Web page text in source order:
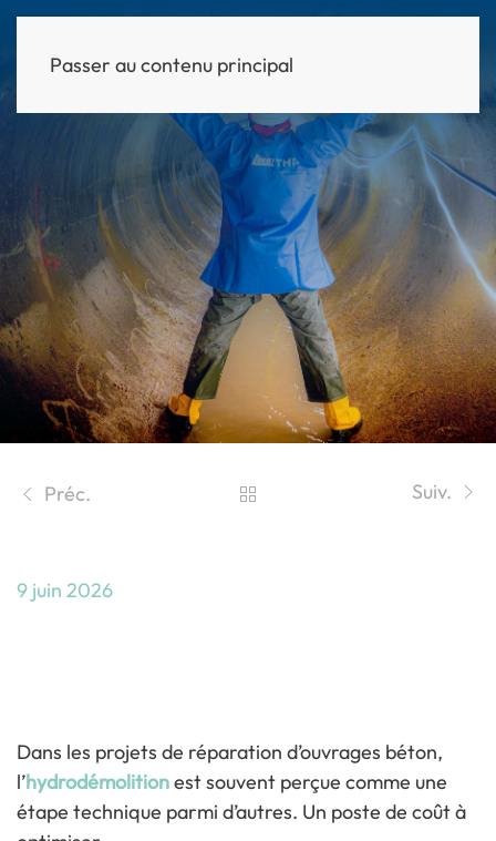
Passer au contenu principal
Préc. Suiv.
9 juin 2026
Dans les projets de réparation d’ouvrages béton,
l’hydrodémolitionest souvent perçue comme une
étape technique parmi d’autres. Un poste de coût à